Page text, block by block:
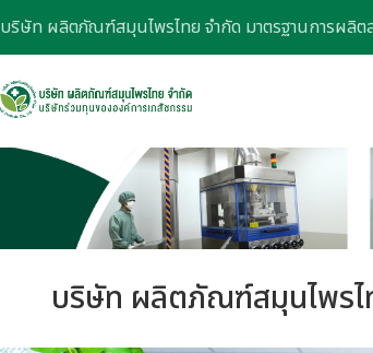
บริษัท ผลิตภัณฑ์สมุนไพรไ
บริษัท ผลิตภัณฑ์สมุนไพรไทย จำกัด มาตรฐานการผลิ